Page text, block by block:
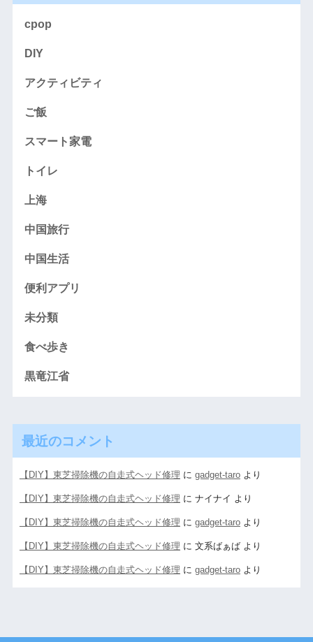
cpop
DIY
アクティビティ
ご飯
スマート家電
トイレ
上海
中国旅行
中国生活
便利アプリ
未分類
食べ歩き
黒竜江省
最近のコメント
【DIY】東芝掃除機の自走式ヘッド修理 に gadget-taroより
【DIY】東芝掃除機の自走式ヘッド修理 に ナイナイ より
【DIY】東芝掃除機の自走式ヘッド修理 に gadget-taroより
【DIY】東芝掃除機の自走式ヘッド修理 に 文系ばぁばより
【DIY】東芝掃除機の自走式ヘッド修理 に gadget-taroより